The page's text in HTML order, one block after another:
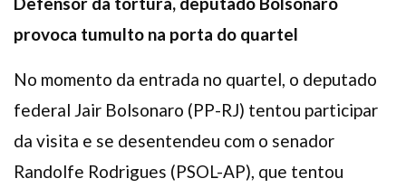
provoca tumulto na porta do quartel
No momento da entrada no quartel, o deputado
federal Jair Bolsonaro (PP-RJ) tentou participar
da visita e se desentendeu com o senador
Randolfe Rodrigues (PSOL-AP), que tentou